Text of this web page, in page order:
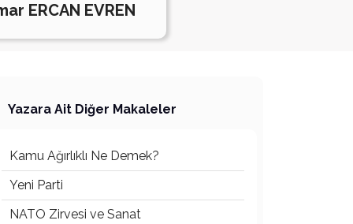
ERCAN EVREN
Yazara Ait Diğer Makaleler
Kamu Ağırlıklı Ne Demek?
Yeni Parti
NATO Zirvesi ve Sanat